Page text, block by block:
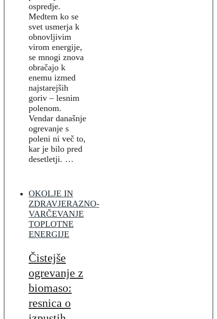
ospredje.
Medtem ko se
svet usmerja k
obnovljivim
virom energije,
se mnogi znova
obračajo k
enemu izmed
najstarejših
goriv – lesnim
polenom.
Vendar današnje
ogrevanje s
poleni ni več to,
kar je bilo pred
desetletji. …
OKOLJE IN
ZDRAVJERAZNO-
VARČEVANJE
TOPLOTNE
ENERGIJE
Čistejše
ogrevanje z
biomaso:
resnica o